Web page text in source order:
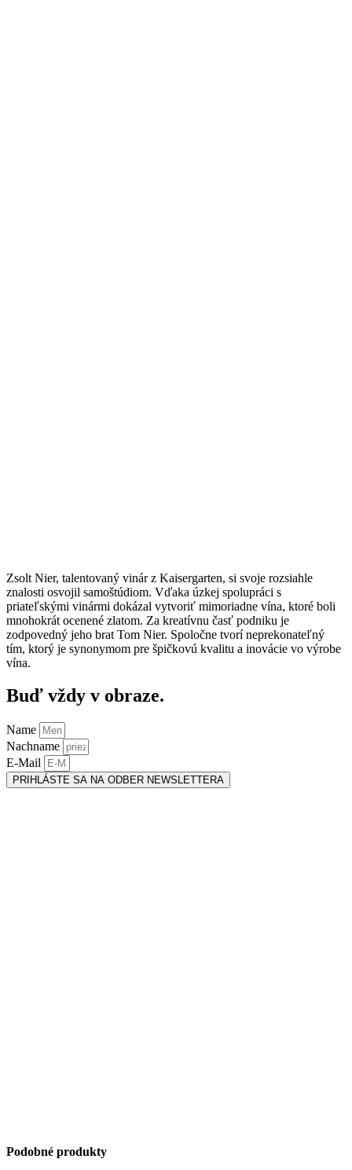
Zsolt Nier, talentovaný vinár z Kaisergarten, si svoje rozsiahle
znalosti osvojil samoštúdiom. Vďaka úzkej spolupráci s
priateľskými vinármi dokázal vytvoriť mimoriadne vína, ktoré boli
mnohokrát ocenené zlatom. Za kreatívnu časť podniku je
zodpovedný jeho brat Tom Nier. Spoločne tvorí neprekonateľný
tím, ktorý je synonymom pre špičkovú kvalitu a inovácie vo výrobe
vína.
Buď vždy v obraze.
Name
Nachname
E-Mail
PRIHLÁSTE SA NA ODBER NEWSLETTERA
Podobné produkty